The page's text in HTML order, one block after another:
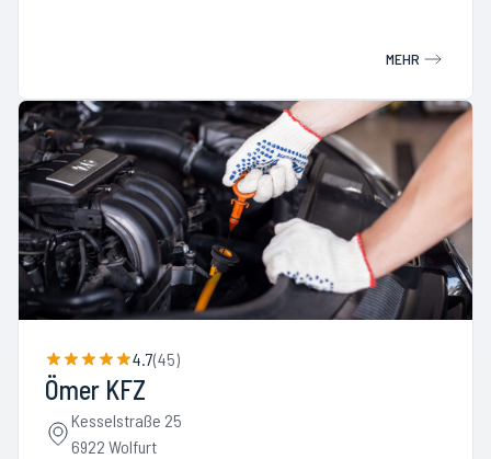
MEHR
4.7(45)
Ömer KFZ
Kesselstraße 25
6922 Wolfurt